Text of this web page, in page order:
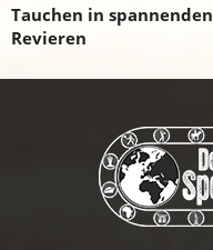
Tauchen in spannenden
Revieren